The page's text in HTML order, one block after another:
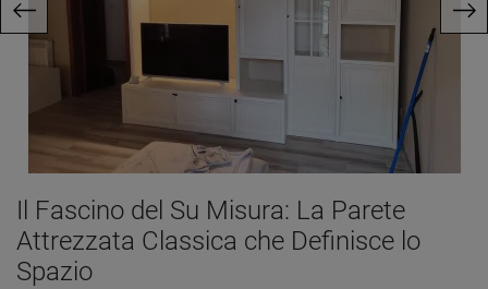
Il Fascino del Su Misura: La Parete
Attrezzata Classica che Definisce lo
Spazio